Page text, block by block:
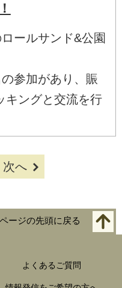
ールサンド&公園
参加があり、賑
キングと交流を行
次へ
ページの先頭に戻る
よくあるご質問